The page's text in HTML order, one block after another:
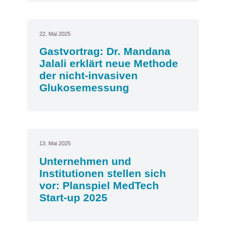
22. Mai 2025
Gastvortrag: Dr. Mandana
Jalali erklärt neue Methode
der nicht-invasiven
Glukosemessung
13. Mai 2025
Unternehmen und
Institutionen stellen sich
vor: Planspiel MedTech
Start-up 2025